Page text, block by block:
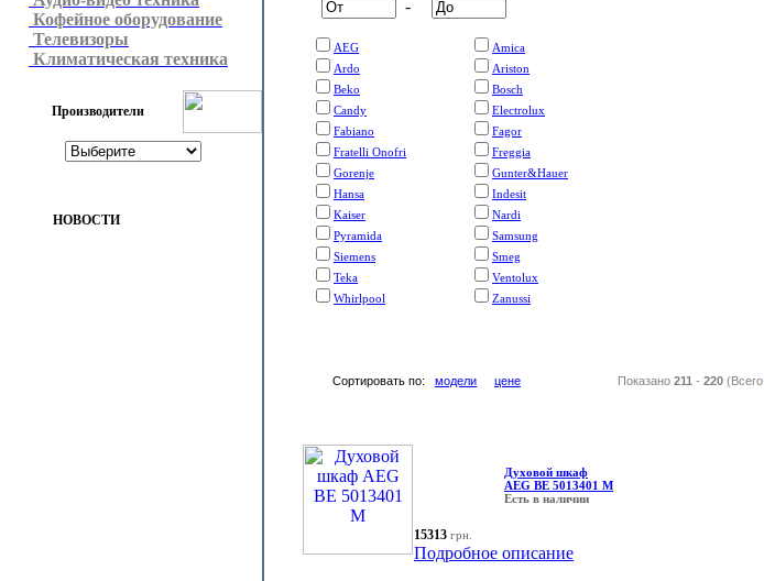
Кофейное оборудование
Телевизоры
Климатическая техника
Производители
НОВОСТИ
-
AEG
Amica
Ardo
Ariston
Beko
Bosch
Candy
Electrolux
Fabiano
Fagor
Fratelli Onofri
Freggia
Gorenje
Gunter&Hauer
Hansa
Indesit
Kaiser
Nardi
Pyramida
Samsung
Siemens
Smeg
Teka
Ventolux
Whirlpool
Zanussi
Сортировать по: модели цене Показано 211 - 220 (Всего
Духовой шкаф
AEG BE 5013401 M
Есть в наличии
15313 грн.
Подробное описание